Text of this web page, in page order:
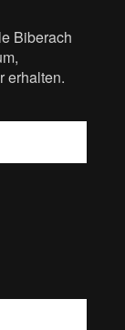
Biberach
erhalten.